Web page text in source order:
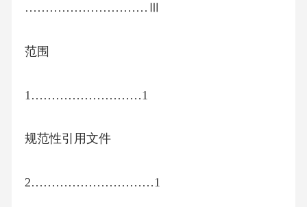
…………………………Ⅲ
范围
1………………………1
规范性引用文件
2…………………………1